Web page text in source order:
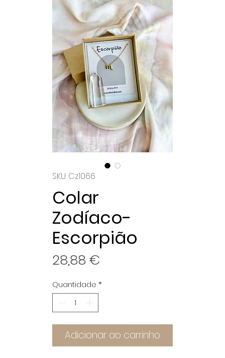
SKU: Cz1066
Colar
Zodíaco-
Escorpião
28,88 €
Quantidade *
Adicionar ao carrinho